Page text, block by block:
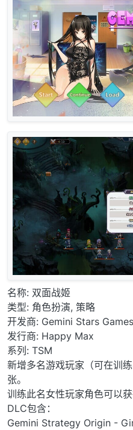
名称: 双面战姬
类型: 角色扮演, 策略
开发商: Gemini Stars Games
发行商: Happy Max
系列: TSM
新增多名游戏玩家（可在训
张。
训练此名女性玩家角色可以获
DLC包含：
Gemini Strategy Origin -